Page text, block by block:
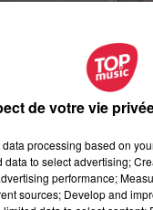
de votre vie
processing based on
to select advertising;
performance;
sources; Develop and